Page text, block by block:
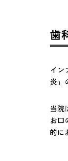
歯
イン
炎」
当院
お口
的に